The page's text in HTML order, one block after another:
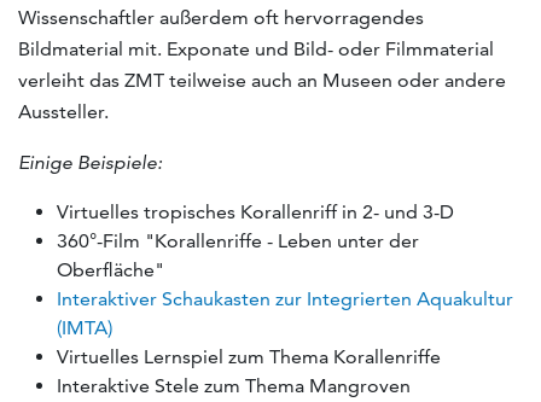
Wissenschaftler außerdem oft hervorragendes
Bildmaterial mit. Exponate und Bild- oder Filmmaterial
verleiht das ZMT teilweise auch an Museen oder andere
Aussteller.
Einige Beispiele:
Virtuelles tropisches Korallenriff in 2- und 3-D
360°-Film "Korallenriffe - Leben unter der
Oberfläche"
Interaktiver Schaukasten zur Integrierten Aquakultur
(IMTA)
Virtuelles Lernspiel zum Thema Korallenriffe
Interaktive Stele zum Thema Mangroven